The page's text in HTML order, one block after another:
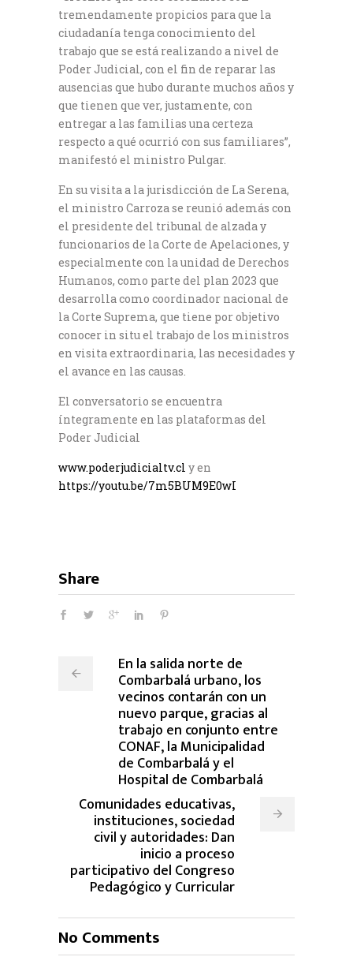
tremendamente propicios para que la
ciudadanía tenga conocimiento del
trabajo que se está realizando a nivel de
Poder Judicial, con el fin de reparar las
ausencias que hubo durante muchos años y
que tienen que ver, justamente, con
entregar a las familias una certeza
respecto a qué ocurrió con sus familiares”,
manifestó el ministro Pulgar.
En su visita a la jurisdicción de La Serena,
el ministro Carroza se reunió además con
el presidente del tribunal de alzada y
funcionarios de la Corte de Apelaciones, y
especialmente con la unidad de Derechos
Humanos, como parte del plan 2023 que
desarrolla como coordinador nacional de
la Corte Suprema, que tiene por objetivo
conocer in situ el trabajo de los ministros
en visita extraordinaria, las necesidades y
el avance en las causas.
El conversatorio se encuentra
íntegramente en las plataformas del
Poder Judicial
www.poderjudicialtv.cl y en
https://youtu.be/7m5BUM9E0wI
Share
En la salida norte de
Combarbalá urbano, los
vecinos contarán con un
nuevo parque, gracias al
trabajo en conjunto entre
CONAF, la Municipalidad
de Combarbalá y el
Hospital de Combarbalá
Comunidades educativas,
instituciones, sociedad
civil y autoridades: Dan
inicio a proceso
participativo del Congreso
Pedagógico y Curricular
No Comments